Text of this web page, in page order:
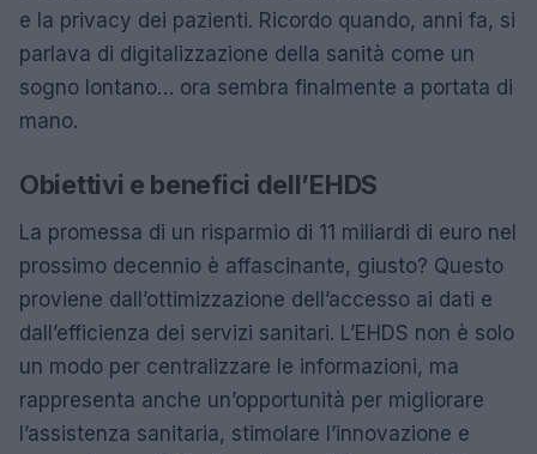
e la privacy dei pazienti. Ricordo quando, anni fa, si
parlava di digitalizzazione della sanità come un
sogno lontano… ora sembra finalmente a portata di
mano.
Obiettivi e benefici dell’EHDS
La promessa di un risparmio di 11 miliardi di euro nel
prossimo decennio è affascinante, giusto? Questo
proviene dall’ottimizzazione dell’accesso ai dati e
dall’efficienza dei servizi sanitari. L’EHDS non è solo
un modo per centralizzare le informazioni, ma
rappresenta anche un’opportunità per migliorare
l’assistenza sanitaria, stimolare l’innovazione e